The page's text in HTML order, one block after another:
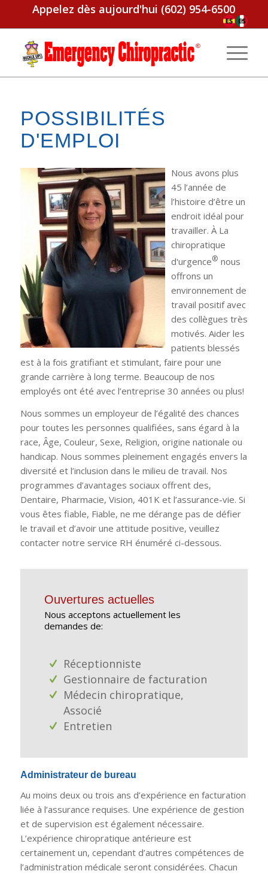
Appelez dès aujourd'hui (602) 954-6500
POSSIBILITÉS
D'EMPLOI
Nous avons plus
45 l’année de
l’histoire d’être un
endroit idéal pour
travailler. À La
chiropratique
d'urgence® nous
offrons un
environnement de
travail positif avec
des collègues très
motivés. Aider les
patients blessés
est à la fois gratifiant et stimulant, faire pour une
grande carrière à long terme. Beaucoup de nos
employés ont été avec l’entreprise 30 années ou plus!
Nous sommes un employeur de l’égalité des chances
pour toutes les personnes qualifiées, sans égard à la
race, Âge, Couleur, Sexe, Religion, origine nationale ou
handicap. Nous sommes pleinement engagés envers la
diversité et l’inclusion dans le milieu de travail. Nos
programmes d’avantages sociaux offrent des,
Dentaire, Pharmacie, Vision, 401K et l’assurance-vie. Si
vous êtes fiable, Fiable, ne me dérange pas de défier
le travail et d’avoir une attitude positive, veuillez
contacter notre service RH énuméré ci-dessous.
Ouvertures actuelles
Nous acceptons actuellement les
demandes de:
Réceptionniste
Gestionnaire de facturation
Médecin chiropratique,
Associé
Entretien
Administrateur de bureau
Au moins deux ou trois ans d’expérience en facturation
liée à l’assurance requises. Une expérience de gestion
et de supervision est également nécessaire.
L’expérience chiropratique antérieure est
certainement un, cependant d’autres compétences de
l’administration médicale seront considérées. Chacun